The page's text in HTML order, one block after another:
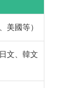
美國等）
文、韓文